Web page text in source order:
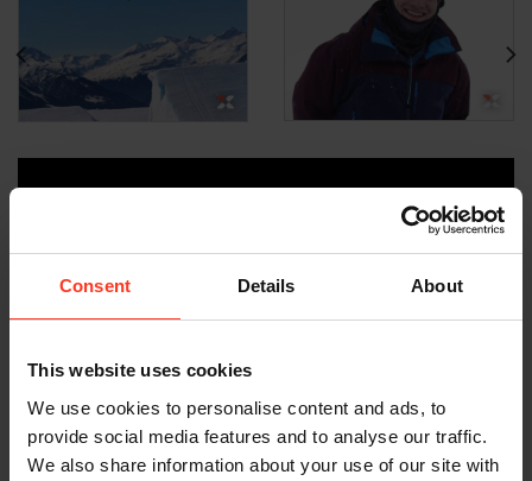
Consent Details About
This website uses cookies
We use cookies to personalise content and ads, to
provide social media features and to analyse our traffic.
We also share information about your use of our site with
BIOGRAPHY